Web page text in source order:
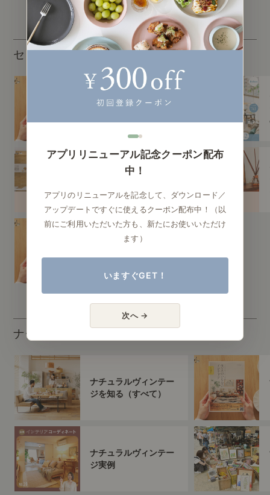
センスのいらないインテリア
センスのいらないイン
センスのいらないイン
リング編
センスのいらないイン
テリア｜動画
ナチュラルヴィンテージを知る
ナチュラルヴィンテー
ジを知る（すべて）
ナチュラルヴィンテー
ジ実例
アプリリニューアル記念クーポン配布
中！
アプリのリニューアルを記念して、ダウンロード／
アップデートですぐに使えるクーポン配布中！（以
前にご利用いただいた方も、新たにお使いいただけ
ます）
いますぐGET！
次へ →